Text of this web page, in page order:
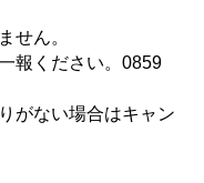
せん。
報ください。0859
がない場合はキャン